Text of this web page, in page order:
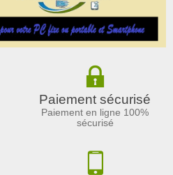
Paiement sécurisé
Paiement en ligne 100%
sécurisé